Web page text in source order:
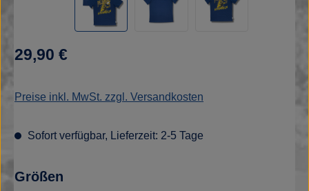
Regulärer Preis:
29,90 €
Preise inkl. MwSt. zzgl. Versandkosten
Sofort verfügbar, Lieferzeit: 2-5 Tage
Größen